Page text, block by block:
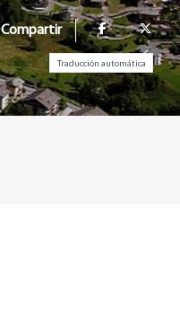
Compartir
Traducción automática